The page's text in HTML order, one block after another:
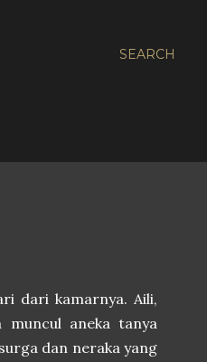
SEARCH
dari kamarnya. Aili,
aneka tanya
dan neraka yang